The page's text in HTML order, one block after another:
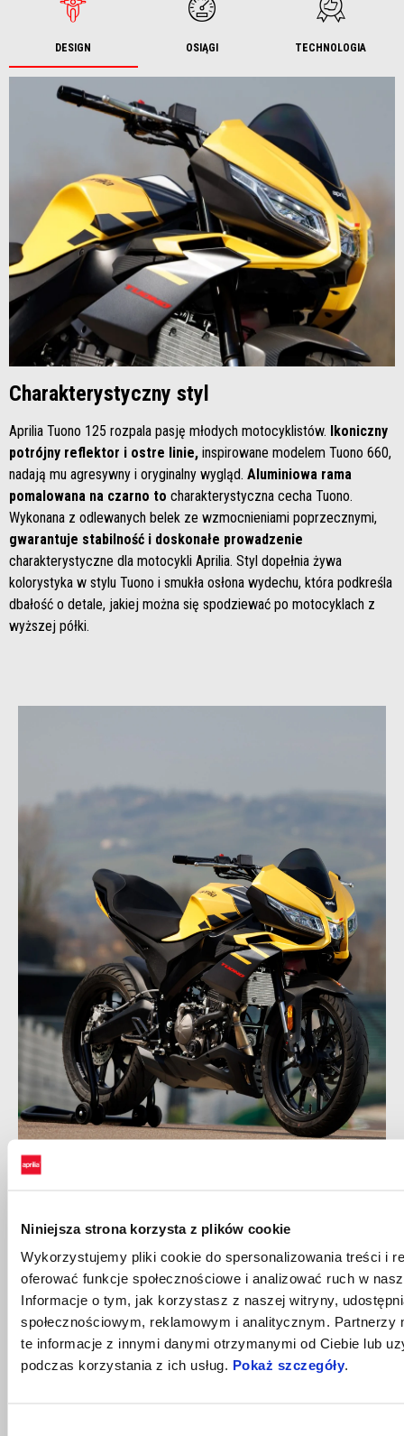
Niniejsza strona korzysta z plików cookie
Wykorzystujemy pliki cookie do spersonalizowania treści i
oferować funkcje społecznościowe i analizować ruch w
Informacje o tym, jak korzystasz z naszej witryny,
społecznościowym, reklamowym i analitycznym. Partnerzy
te informacje z innymi danymi otrzymanymi od Ciebie lub
podczas korzystania z ich usług. Pokaż szczegóły.
DESIGN OSIĄGI TECHNOLOGIA
​​​​​​​Charakterystyczny styl
Aprilia Tuono 125 rozpala pasję młodych motocyklistów. Ikoniczny
potrójny reflektor i ostre linie, inspirowane modelem Tuono 660,
nadają mu agresywny i oryginalny wygląd. Aluminiowa rama
pomalowana na czarno to charakterystyczna cecha Tuono.
Wykonana z odlewanych belek ze wzmocnieniami poprzecznymi,
gwarantuje stabilność i doskonałe prowadzenie
charakterystyczne dla motocykli Aprilia. Styl dopełnia żywa
kolorystyka w stylu Tuono i smukła osłona wydechu, która podkreśla
dbałość o detale, jakiej można się spodziewać po motocyklach z
wyższej półki.